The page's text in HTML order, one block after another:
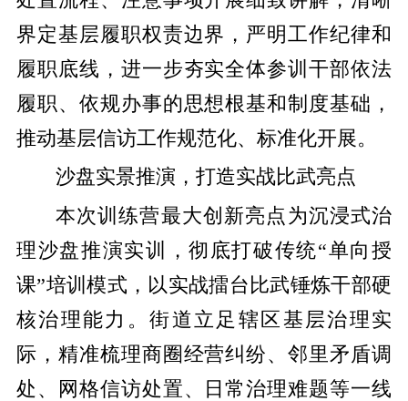
界定基层履职权责边界，严明工作纪律和
履职底线，进一步夯实全体参训干部依法
履职、依规办事的思想根基和制度基础，
推动基层信访工作规范化、标准化开展。
沙盘实景推演，打造实战比武亮点
本次训练营最大创新亮点为沉浸式治
理沙盘推演实训，彻底打破传统“单向授
课”培训模式，以实战擂台比武锤炼干部硬
核治理能力。街道立足辖区基层治理实
际，精准梳理商圈经营纠纷、邻里矛盾调
处、网格信访处置、日常治理难题等一线